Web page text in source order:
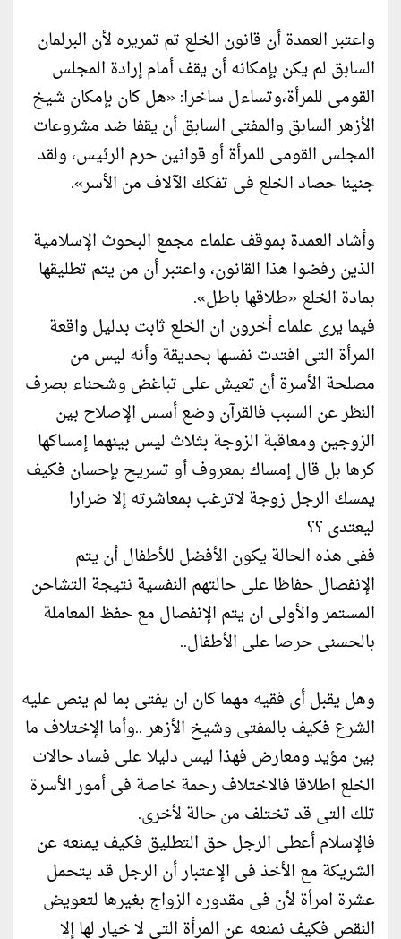
واعتبر العمدة أن قانون الخلع تم تمريره لأن البرلمان
السابق لم يكن بإمكانه أن يقف أمام إرادة المجلس
القومى للمرأة،وتساءل ساخرا: «هل كان بإمكان شيخ
الأزهر السابق والمفتى السابق أن يقفا ضد مشروعات
المجلس القومى للمرأة أو قوانين حرم الرئيس، ولقد
جنينا حصاد الخلع فى تفكك الآلاف من الأسر».
وأشاد العمدة بموقف علماء مجمع البحوث الإسلامية
الذين رفضوا هذا القانون، واعتبر أن من يتم تطليقها
بمادة الخلع «طلاقها باطل».
فيما يرى علماء أخرون ان الخلع ثابت بدليل واقعة
المرأة التى افتدت نفسها بحديقة وأنه ليس من
مصلحة الأسرة أن تعيش على تباغض وشحناء بصرف
النظر عن السبب فالقرآن وضع أسس الإصلاح بين
الزوجين ومعاقبة الزوجة بثلاث ليس بينهما إمساكها
كرها بل قال إمساك بمعروف أو تسريح بإحسان فكيف
يمسك الرجل زوجة لاترغب بمعاشرته إلا ضرارا
ليعتدى ؟؟
ففى هذه الحالة يكون الأفضل للأطفال أن يتم
الإنفصال حفاظا على حالتهم النفسية نتيجة التشاحن
المستمر والأولى ان يتم الإنفصال مع حفظ المعاملة
بالحسنى حرصا على الأطفال..
وهل يقبل أى فقيه مهما كان ان يفتى بما لم ينص عليه
الشرع فكيف بالمفتى وشيخ الأزهر ..وأما الإختلاف ما
بين مؤيد ومعارض فهذا ليس دليلا على فساد حالات
الخلع اطلاقا فالاختلاف رحمة خاصة فى أمور الأسرة
تلك التى قد تختلف من حالة لأخرى.
فالإسلام أعطى الرجل حق التطليق فكيف يمنعه عن
الشريكة مع الأخذ فى الإعتبار أن الرجل قد يتحمل
عشرة امرأة لأن فى مقدوره الزواج بغيرها لتعويض
النقص فكيف نمنعه عن المرأة التى لا خيار لها إلا